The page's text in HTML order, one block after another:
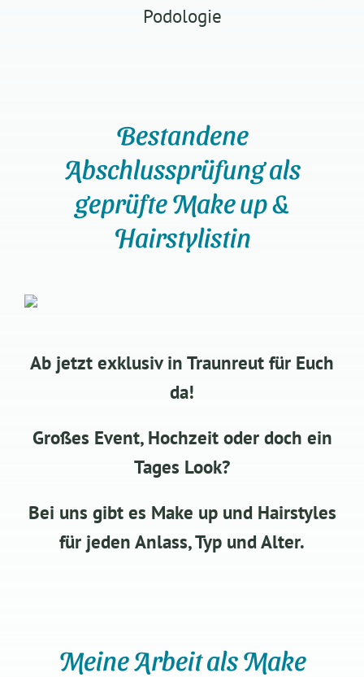
Podologie
Bestandene
Abschlussprüfung als
geprüfte Make up &
Hairstylistin
Ab jetzt exklusiv in Traunreut für Euch
da!
Großes Event, Hochzeit oder doch ein
Tages Look?
Bei uns gibt es Make up und Hairstyles
für jeden Anlass, Typ und Alter.
Meine Arbeit als Make